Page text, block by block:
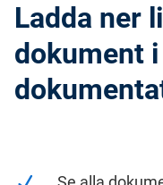
Ladda ner
dokument